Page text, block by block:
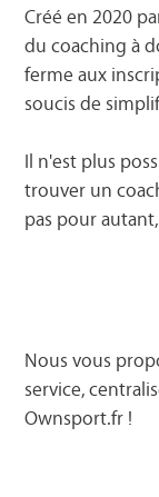
Créé en 2020
du coaching à
ferme aux
soucis de
Il n'est plus
trouver un
pas pour
Nous vous
service,
Ownsport.fr!